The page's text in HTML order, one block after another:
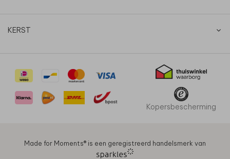
KERST
Kopersbescherming
Made for Moments®️ is een geregistreerd handelsmerk van